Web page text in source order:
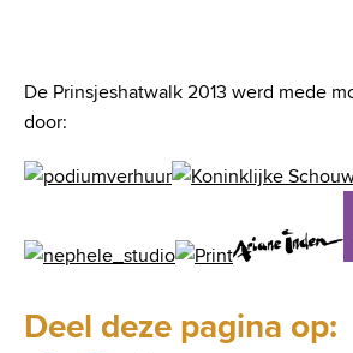
De Prinsjeshatwalk 2013 werd mede
door:
Deel deze pagina op: